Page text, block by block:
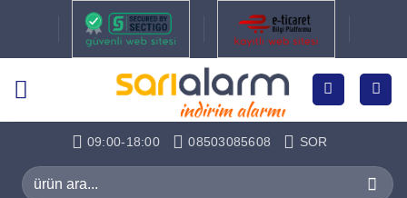
09:00-18:00 08503085608 SOR
Ara: